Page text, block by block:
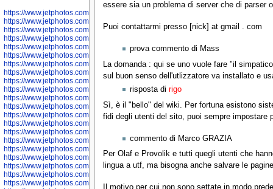
https://www.jetphotos.com/photographer/598301
https://www.jetphotos.com/photographer/598304
https://www.jetphotos.com/photographer/598305
https://www.jetphotos.com/photographer/598307
https://www.jetphotos.com/photographer/598310
https://www.jetphotos.com/photographer/598312
https://www.jetphotos.com/photographer/598317
https://www.jetphotos.com/photographer/598318
https://www.jetphotos.com/photographer/598320
https://www.jetphotos.com/photographer/598321
https://www.jetphotos.com/photographer/598322
https://www.jetphotos.com/photographer/598324
https://www.jetphotos.com/photographer/598328
https://www.jetphotos.com/photographer/598340
https://www.jetphotos.com/photographer/598341
https://www.jetphotos.com/photographer/598346
https://www.jetphotos.com/photographer/598349
https://www.jetphotos.com/photographer/598357
https://www.jetphotos.com/photographer/598366
https://www.jetphotos.com/photographer/598372
https://www.jetphotos.com/photographer/598374
essere sia un problema di server che di parser
Puoi contattarmi presso [nick] at gmail . com
prova commento di Mass
La domanda : qui se uno vuole fare "il
sul buon senso dell'utlizzatore va installato e
risposta dirigo
Sì, è il "bello" del wiki. Per fortuna esistono
fidi degli utenti del sito, puoi sempre impostare
commento di Marco GRAZIA
Per Olaf e Provolik e tutti quegli utenti che
lingua a utf, ma bisogna anche salvare le
Il motivo per cui non sono settate in modo